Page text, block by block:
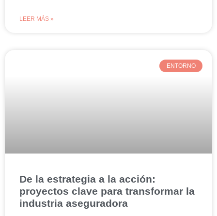
LEER MÁS »
ENTORNO
De la estrategia a la acción:
proyectos clave para transformar la
industria aseguradora